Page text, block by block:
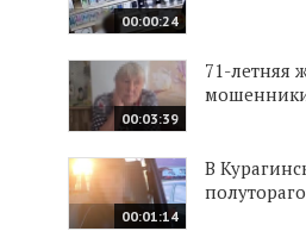
00:00:24
00:03:39
71-летняя
00:01:14
В